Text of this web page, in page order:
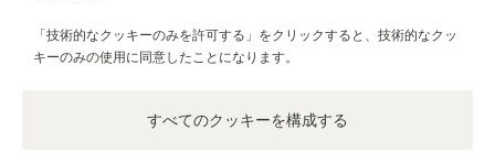
ニュースレターに登録
「技術的なクッキーのみを許可する」をクリックすると、技術的なクッ
キーのみの使用に同意したことになります。
すべてのクッキーを構成する